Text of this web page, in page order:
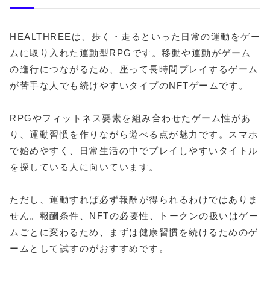
HEALTHREEは、歩く・走るといった日常の運動をゲー
ムに取り入れた運動型RPGです。移動や運動がゲーム
の進行につながるため、座って長時間プレイするゲーム
が苦手な人でも続けやすいタイプのNFTゲームです。
RPGやフィットネス要素を組み合わせたゲーム性があ
り、運動習慣を作りながら遊べる点が魅力です。スマホ
で始めやすく、日常生活の中でプレイしやすいタイトル
を探している人に向いています。
ただし、運動すれば必ず報酬が得られるわけではありま
せん。報酬条件、NFTの必要性、トークンの扱いはゲー
ムごとに変わるため、まずは健康習慣を続けるためのゲ
ームとして試すのがおすすめです。